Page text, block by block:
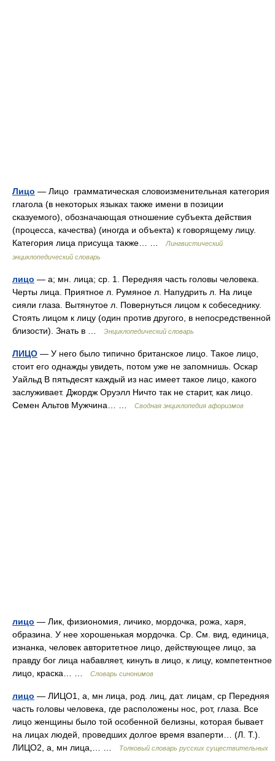
Лицо — Лицо грамматическая словоизменительная категория
глагола (в некоторых языках также имени в позиции
сказуемого), обозначающая отношение субъекта действия
(процесса, качества) (иногда и объекта) к говорящему лицу.
Категория лица присуща также… …
Лингвистический
энциклопедический словарь
лицо — а; мн. лица; ср. 1. Передняя часть головы человека.
Черты лица. Приятное л. Румяное л. Напудрить л. На лице
сияли глаза. Вытянутое л. Повернуться лицом к собеседнику.
Стоять лицом к лицу (один против другого, в непосредственной
близости). Знать в …
Энциклопедический словарь
ЛИЦО — У него было типично британское лицо. Такое лицо,
стоит его однажды увидеть, потом уже не запомнишь. Оскар
Уайльд В пятьдесят каждый из нас имеет такое лицо, какого
заслуживает. Джордж Оруэлл Ничто так не старит, как лицо.
Семен Альтов Мужчина… …
Сводная энциклопедия афоризмов
лицо — Лик, физиономия, личико, мордочка, рожа, харя,
образина. У нее хорошенькая мордочка. Ср. См. вид, единица,
изнанка, человек авторитетное лицо, действующее лицо, за
правду бог лица набавляет, кинуть в лицо, к лицу, компетентное
лицо, краска… …
Словарь синонимов
лицо — ЛИЦО1, а, мн лица, род. лиц, дат. лицам, ср Передняя
часть головы человека, где расположены нос, рот, глаза. Все
лицо женщины было той особенной белизны, которая бывает
на лицах людей, проведших долгое время взаперти… (Л. Т.).
ЛИЦО2, а, мн лица,… …
Толковый словарь русских существительных